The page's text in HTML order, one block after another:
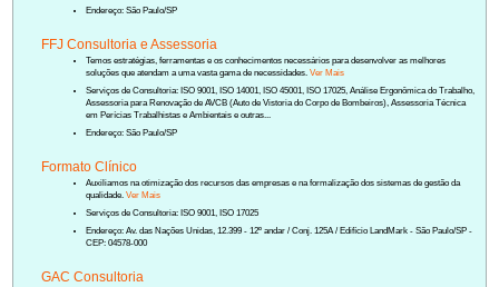
Endereço: São Paulo/SP
FFJ Consultoria e Assessoria
Temos estratégias, ferramentas e os conhecimentos necessários para desenvolver as melhores
soluções que atendam a uma vasta gama de necessidades.Ver Mais
Serviços de Consultoria: ISO 9001, ISO 14001, ISO 45001, ISO 17025, Análise Ergonômica do Trabalho,
Assessoria para Renovação de AVCB (Auto de Vistoria do Corpo de Bombeiros), Assessoria Técnica
em Perícias Trabalhistas e Ambientais e outras...
Endereço: São Paulo/SP
Formato Clínico
Auxiliamos na otimização dos recursos das empresas e na formalização dos sistemas de gestão da
qualidade.Ver Mais
Serviços de Consultoria: ISO 9001, ISO 17025
Endereço: Av. das Nações Unidas, 12.399 - 12º andar / Conj. 125A / Edifício LandMark - São Paulo/SP -
CEP: 04578-000
GAC Consultoria